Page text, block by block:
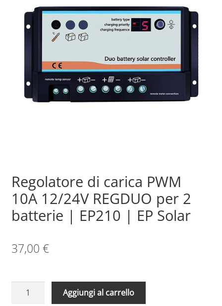
Contatti
My account
Produttori
Sample Page
Regolatore di carica PWM
10A 12/24V REGDUO per 2
batterie | EP210 | EP Solar
37,00 €
Regolatore
Aggiungi al carrello